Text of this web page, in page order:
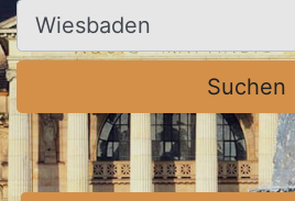
Ort, Stadt
Suchen